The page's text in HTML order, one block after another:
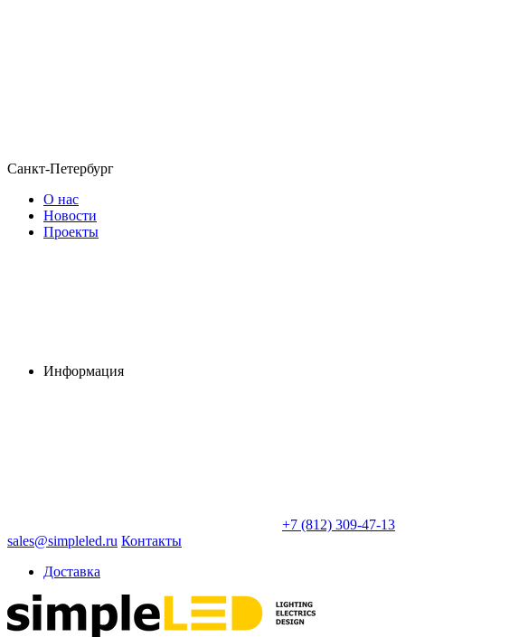
Санкт-Петербург
О нас
Новости
Проекты
Информация
+7 (812) 309-47-13
sales@simpleled.ru Контакты
Доставка